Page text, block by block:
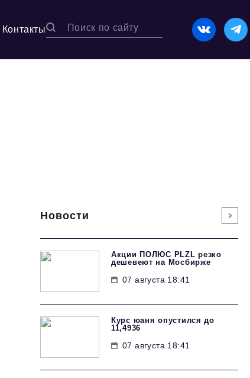
Контакты
Новости
Акции ПОЛЮС PLZL резко
дешевеют на Мосбирже
07 августа 18:41
Курс юаня опустился до
11,4936
07 августа 18:41